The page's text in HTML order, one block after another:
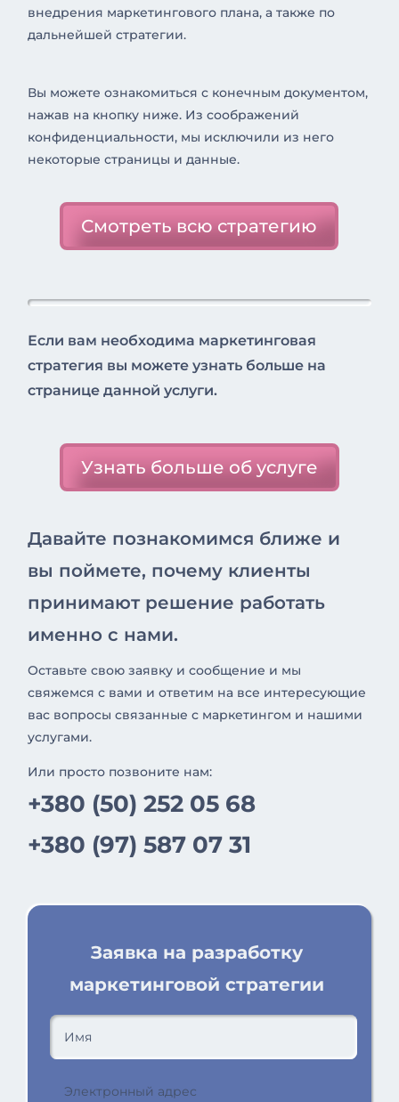
внедрения маркетингового плана, а также по
дальнейшей стратегии.
Вы можете ознакомиться с конечным документом,
нажав на кнопку ниже. Из соображений
конфиденциальности, мы исключили из него
некоторые страницы и данные.
Смотреть всю стратегию
Если вам необходима маркетинговая
стратегия вы можете узнать больше на
странице данной услуги.
Узнать больше об услуге
Давайте познакомимся ближе и
вы поймете, почему клиенты
принимают решение работать
именно с нами.
Оставьте свою заявку и сообщение и мы
свяжемся с вами и ответим на все интересующие
вас вопросы связанные с маркетингом и нашими
услугами.
Или просто позвоните нам:
+380 (50) 252 05 68
+380 (97) 587 07 31
Заявка на разработку
маркетинговой стратегии